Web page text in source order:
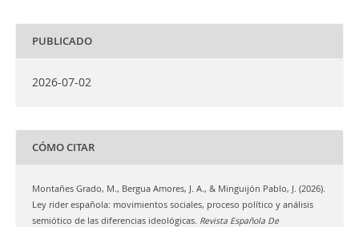
PUBLICADO
2026-07-02
CÓMO CITAR
Montañes Grado, M., Bergua Amores, J. A., & Minguijón Pablo, J. (2026).
Ley rider española: movimientos sociales, proceso político y análisis
semiótico de las diferencias ideológicas. Revista Española De